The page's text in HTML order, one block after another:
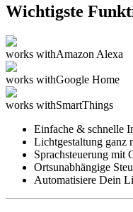
Wichtigste
works withAmazon Alexa
works withGoogle Home
works withSmartThings
Einfache & schnelle
Lichtgestaltung ganz
Sprachsteuerung mit
Ortsunabhängige
Automatisiere Dein